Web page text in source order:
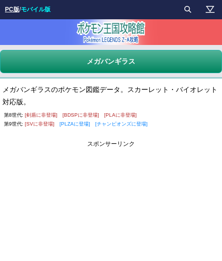
メガバンギラス
メガバンギラスのポケモン図鑑データ。スカーレット・バイオレット
対応版。
第8世代: [剣盾に非登場] [BDSPに非登場]
[PLAに非登場]
第9世代: [SVに非登場] [PLZAに登場] [チャンピオンズに登場]
スポンサーリンク
PC版/モバイル版